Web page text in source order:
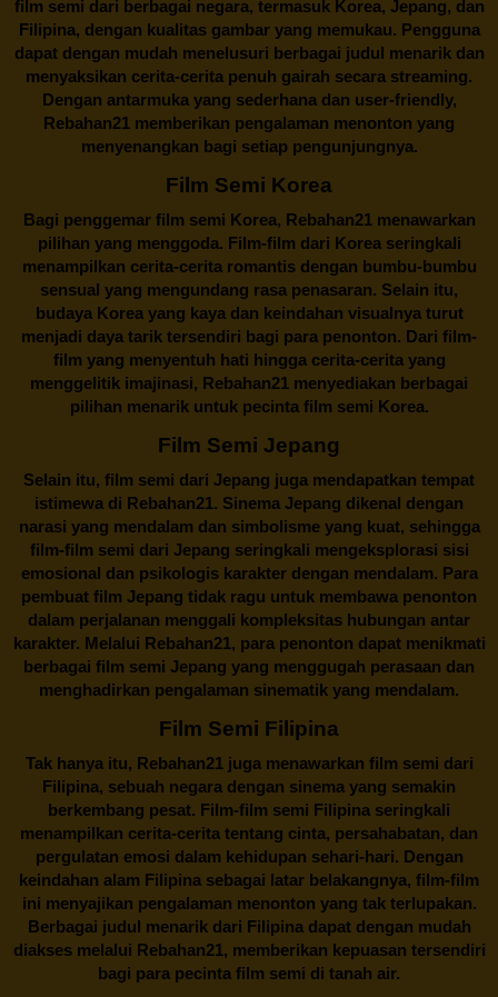
film semi dari berbagai negara, termasuk Korea, Jepang, dan
Filipina, dengan kualitas gambar yang memukau. Pengguna
dapat dengan mudah menelusuri berbagai judul menarik dan
menyaksikan cerita-cerita penuh gairah secara streaming.
Dengan antarmuka yang sederhana dan user-friendly,
Rebahan21 memberikan pengalaman menonton yang
menyenangkan bagi setiap pengunjungnya.
Film Semi Korea
Bagi penggemar film semi Korea, Rebahan21menawarkan
pilihan yang menggoda. Film-film dari Korea seringkali
menampilkan cerita-cerita romantis dengan bumbu-bumbu
sensual yang mengundang rasa penasaran. Selain itu,
budaya Korea yang kaya dan keindahan visualnya turut
menjadi daya tarik tersendiri bagi para penonton. Dari film-
film yang menyentuh hati hingga cerita-cerita yang
menggelitik imajinasi, Rebahan21 menyediakan berbagai
pilihan menarik untuk pecinta film semi Korea.
Film Semi Jepang
Selain itu, film semi dari Jepang juga mendapatkan tempat
istimewa di Rebahan21. Sinema Jepang dikenal dengan
narasi yang mendalam dan simbolisme yang kuat, sehingga
film-film semi dari Jepang seringkali mengeksplorasi sisi
emosional dan psikologis karakter dengan mendalam. Para
pembuat film Jepang tidak ragu untuk membawa penonton
dalam perjalanan menggali kompleksitas hubungan antar
karakter. Melalui Rebahan21, para penonton dapat menikmati
berbagai film semi Jepang yang menggugah perasaan dan
menghadirkan pengalaman sinematik yang mendalam.
Film Semi Filipina
Tak hanya itu, Rebahan21juga menawarkan film semi dari
Filipina, sebuah negara dengan sinema yang semakin
berkembang pesat. Film-film semi Filipina seringkali
menampilkan cerita-cerita tentang cinta, persahabatan, dan
pergulatan emosi dalam kehidupan sehari-hari. Dengan
keindahan alam Filipina sebagai latar belakangnya, film-film
ini menyajikan pengalaman menonton yang tak terlupakan.
Berbagai judul menarik dari Filipina dapat dengan mudah
diakses melalui Rebahan21, memberikan kepuasan tersendiri
bagi para pecinta film semi di tanah air.